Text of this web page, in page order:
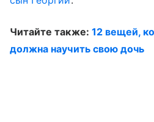
Читайте также: 12 вещей,
должна научить свою дочь